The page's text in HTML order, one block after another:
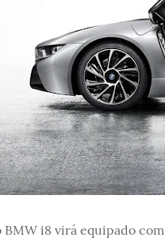
BMW i8 virá equipado